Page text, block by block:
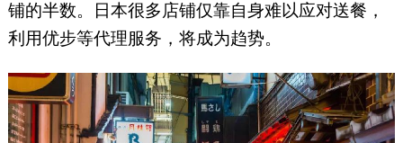
铺的半数。日本很多店铺仅靠自身难以应对送餐，
利用优步等代理服务，将成为趋势。